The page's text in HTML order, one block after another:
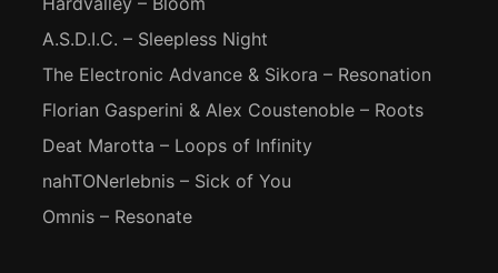
A.S.D.I.C. – Sleepless Night
The Electronic Advance & Sikora – Resonation
Florian Gasperini & Alex Coustenoble – Roots
Deat Marotta – Loops of Infinity
nahTONerlebnis – Sick of You
Omnis – Resonate